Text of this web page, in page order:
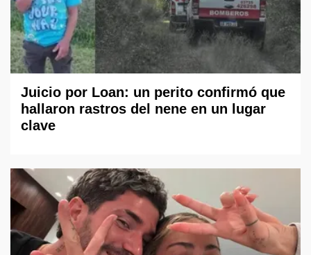
Juicio por Loan: un perito confirmó que
hallaron rastros del nene en un lugar
clave